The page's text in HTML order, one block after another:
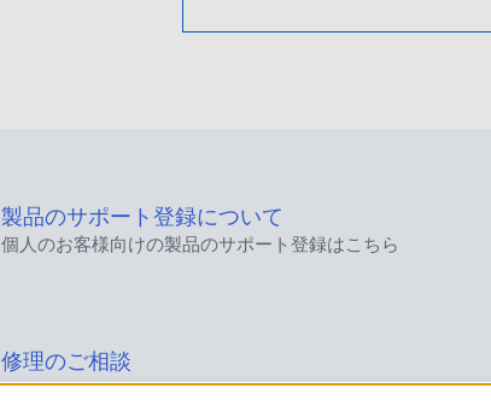
製品のサポート登録について
個人のお客様向けの製品のサポート登録はこちら
修理のご相談